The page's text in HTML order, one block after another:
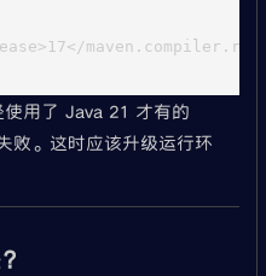
用了 Java 21 才有的
败。这时应该升级运行环